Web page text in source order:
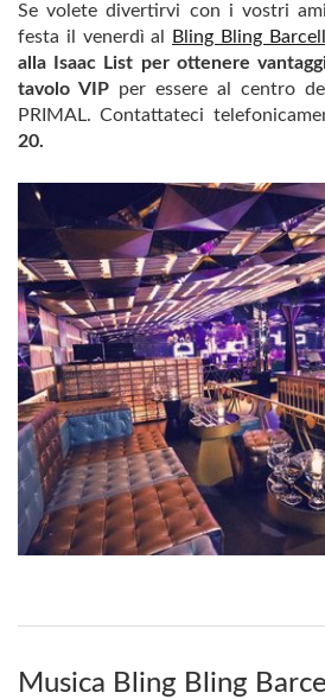
Se volete divertirvi con i vostri
festa il venerdì al
Bling Bling
alla Isaac List per ottenere
tavolo VIP per essere al centro
PRIMAL. Contattateci
20.
Musica Bling Bling